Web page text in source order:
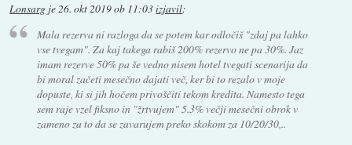
Lonsarg je26. okt 2019 ob 11:03izjavil:
Mala rezerva ni razloga da se potem kar odločiš "zdaj pa lahko
vse tvegam". Za kaj takega rabiš 200% rezervo ne pa 30%. Jaz
imam rezerve 50% pa še vedno nisem hotel tvegati scenarija da
bi moral začeti mesečno dajati več, ker bi to rezalo v moje
dopuste, ki si jih hočem privoščiti tekom kredita. Namesto tega
sem raje vzel fiksno in "žrtvujem" 5.3% večji mesečni obrok v
zameno za to da se zavarujem preko skokom za 10/20/30,..